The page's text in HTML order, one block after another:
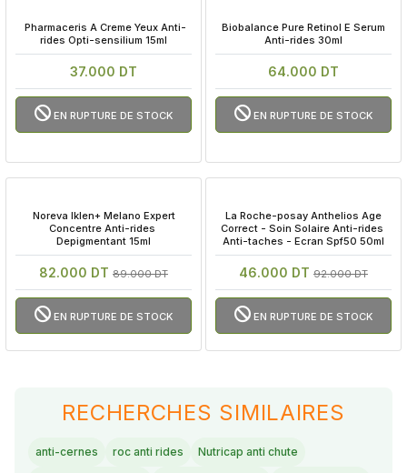
Pharmaceris A Creme Yeux Anti-
rides Opti-sensilium 15ml
37.000 DT
EN RUPTURE DE STOCK
Biobalance Pure Retinol E Serum
Anti-rides 30ml
64.000 DT
EN RUPTURE DE STOCK
Noreva Iklen+ Melano Expert
Concentre Anti-rides
Depigmentant 15ml
82.000 DT 89.000 DT
EN RUPTURE DE STOCK
La Roche-posay Anthelios Age
Correct - Soin Solaire Anti-rides
Anti-taches - Ecran Spf50 50ml
46.000 DT 92.000 DT
EN RUPTURE DE STOCK
RECHERCHES SIMILAIRES
anti-cernes roc anti rides Nutricap anti chute